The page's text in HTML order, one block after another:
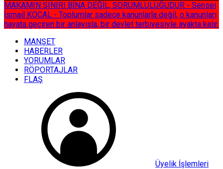
MAKAMIN SINIRI BİNA DEĞİL, SORUMLULUĞUDUR - Sensei
İsmail KOCAL - Toplumlar sadece kanunlarla değil, o kanunları
hayata geçiren bir anlayışla, bir devlet terbiyesiyle ayakta kalır.
MANŞET
HABERLER
YORUMLAR
RÖPORTAJLAR
FLAŞ
Üyelik İşlemleri